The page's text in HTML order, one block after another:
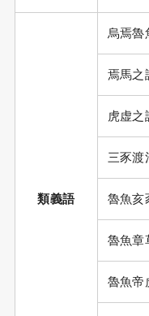
類義語
烏焉魯
焉馬之
虎虚之
三豕渡
魯魚亥
魯魚章
魯魚帝